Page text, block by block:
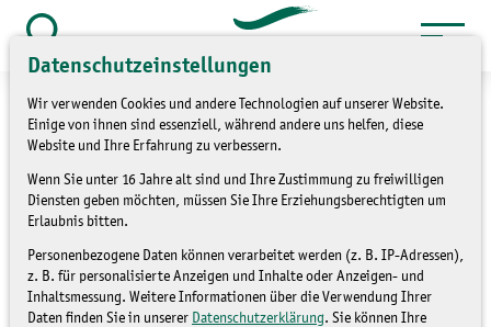
Datenschutzeinstellungen
Wir verwenden Cookies und andere Technologien auf unserer Website.
Einige von ihnen sind essenziell, während andere uns helfen, diese
Website und Ihre Erfahrung zu verbessern.
Wenn Sie unter 16 Jahre alt sind und Ihre Zustimmung zu freiwilligen
Diensten geben möchten, müssen Sie Ihre Erziehungsberechtigten um
Erlaubnis bitten.
Personenbezogene Daten können verarbeitet werden (z. B. IP-Adressen),
z. B. für personalisierte Anzeigen und Inhalte oder Anzeigen- und
Inhaltsmessung. Weitere Informationen über die Verwendung Ihrer
Daten finden Sie in unserer Datenschutzerklärung. Sie können Ihre
Zum
springen
Suche
öffnen
Service » Kontakt » Kontaktformular
Kontaktformular